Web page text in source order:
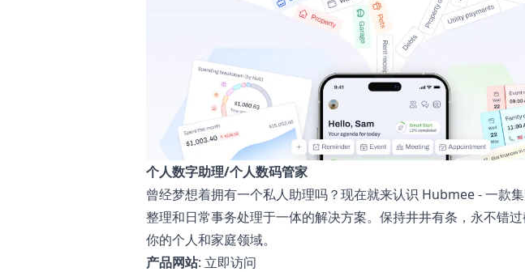
个人数字助理/个人数码管家
曾经梦想着拥有一个私人助理吗？现在就来认识 Hubmee - 一款
整理和日常事务处理于一体的解决方案。保持井井有条，永不错
你的个人和家庭领域。
产品网站: 立即访问